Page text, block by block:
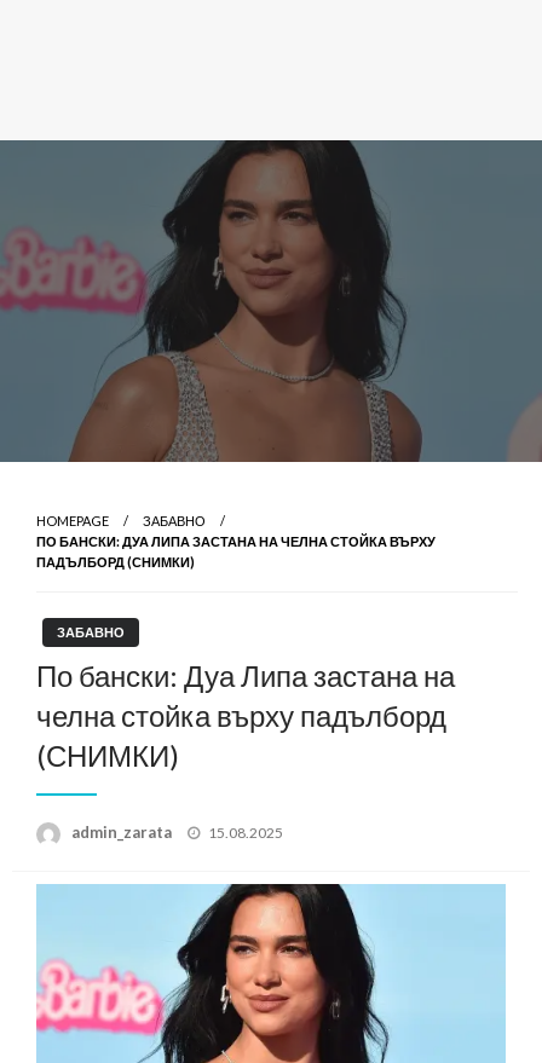
HOMEPAGE
ЗАБАВНО
ПО БАНСКИ: ДУА ЛИПА ЗАСТАНА НА ЧЕЛНА СТОЙКА ВЪРХУ
ПАДЪЛБОРД (СНИМКИ)
ЗАБАВНО
По бански: Дуа Липа застана на
челна стойка върху падълборд
(СНИМКИ)
admin_zarata
Posted
15.08.2025